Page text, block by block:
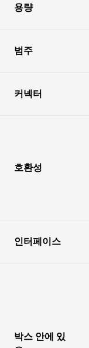
용량
범주
커넥터
호환성
인터페이스
박스 안에 있